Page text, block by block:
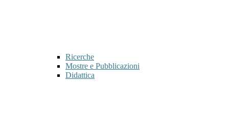
Ricerche
Mostre e Pubblicazioni
Didattica